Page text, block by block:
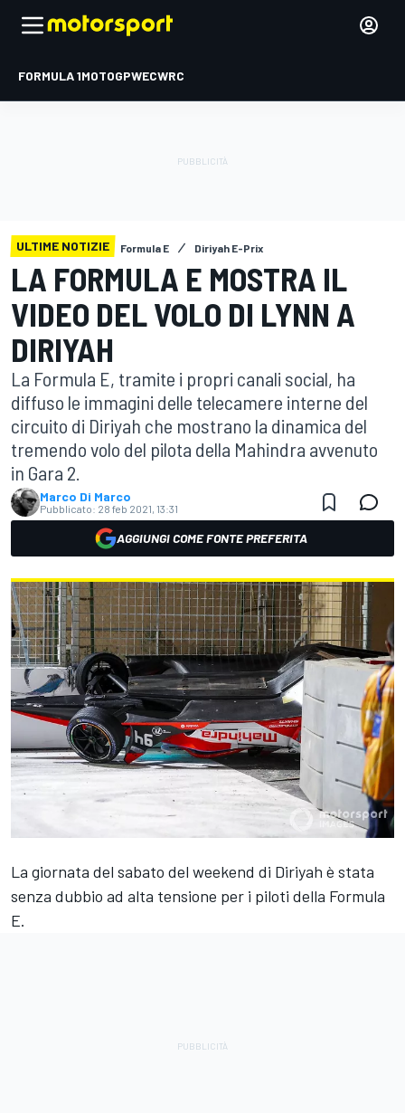
FORMULA 1MOTOGPWECWRC
ULTIME NOTIZIE Formula E Diriyah E-Prix
LA FORMULA E MOSTRA IL
VIDEO DEL VOLO DI LYNN A
DIRIYAH
La Formula E, tramite i propri canali social, ha
diffuso le immagini delle telecamere interne del
circuito di Diriyah che mostrano la dinamica del
tremendo volo del pilota della Mahindra avvenuto
in Gara 2.
Marco Di Marco
Pubblicato: 28 feb 2021, 13:31
AGGIUNGI COME FONTE PREFERITA
La giornata del sabato del weekend di Diriyah è stata
senza dubbio ad alta tensione per i piloti della Formula
E.